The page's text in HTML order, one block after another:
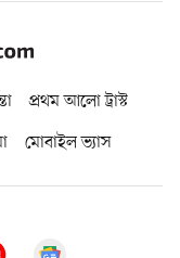
প্রথম আলো ট্রাস্ট
মোবাইল ভ্যাস